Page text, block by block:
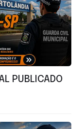
PUBLICADO